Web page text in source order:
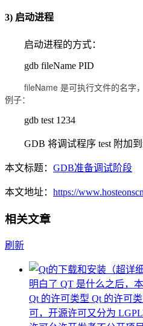
3) 启动进程
启动进程的方式：
gdb fileName PID
fileName 是可执行文件的名字
例子：
gdb test 1234
GDB 将调试程序 test 附加
本文标题： GDB准备调试阶段
本文地址： https://
相关文章
刷新
明白了 QT 是什么之后，
Qt 的许可类型 Qt 的许可
可，开源许可又分为